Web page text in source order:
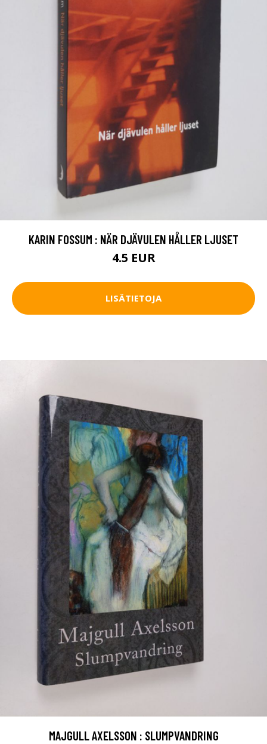
KARIN FOSSUM : NÄR DJÄVULEN HÅLLER LJUSET
4.5 EUR
LISÄTIETOJA
MAJGULL AXELSSON : SLUMPVANDRING